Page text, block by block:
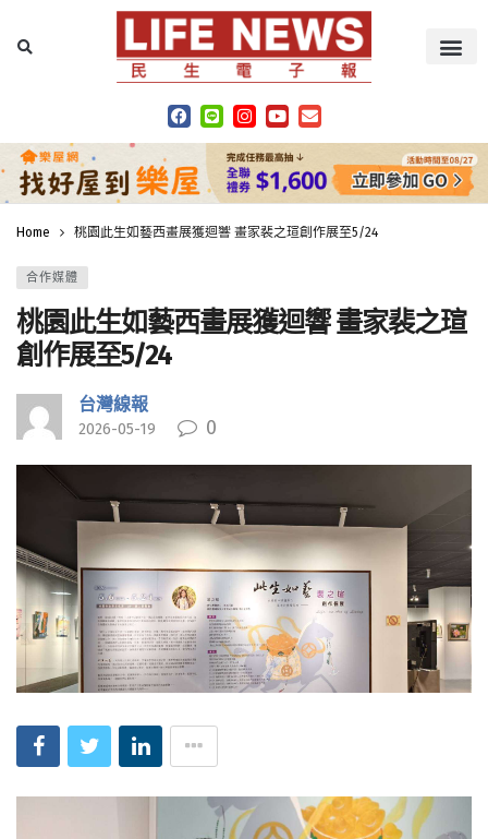
Home 桃園此生如藝西畫展獲迴響 畫家裴之瑄創作展至5/24
合作媒體
桃園此生如藝西畫展獲迴響 畫家裴之瑄
創作展至5/24
台灣線報
2026-05-19 0